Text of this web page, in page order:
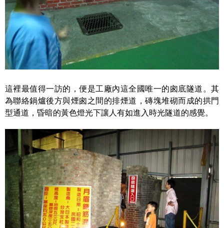
這裡最值得一訪的，便是工廠內這全國唯一的囪底隧道。其
為聯絡鍋爐後方與煙囪之間的排煙道，磚塊堆砌而成的拱門
型通道，昏暗的黃色燈光下讓人有如進入時光隧道的感覺。